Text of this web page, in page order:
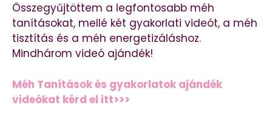
Összegyűjtöttem a legfontosabb méh
tanításokat, mellé két gyakorlati videót, a méh
tisztítás és a méh energetizáláshoz.
Mindhárom videó ajándék!
Méh Tanítások és gyakorlatok ajándék
videókat kérd el itt>>>